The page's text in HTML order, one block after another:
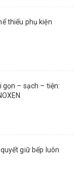
thiếu phụ kiện
gọn – sạch – tiện:
giữ bếp luôn